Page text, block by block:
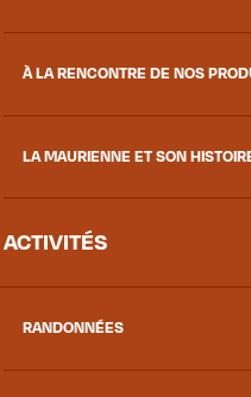
À LA RENCONTRE DE NOS
LA MAURIENNE ET SON
ACTIVITÉS
RANDONNÉES
et